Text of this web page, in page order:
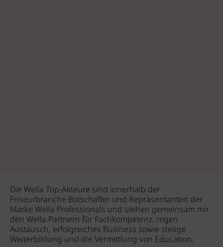
Die Wella Top-Akteure sind innerhalb der
Friseurbranche Botschafter und Repräsentanten der
Marke Wella Professionals und stehen gemeinsam mir
den Wella Partnern für Fachkompetenz, regen
Austausch, erfolgreiches Business sowie stetige
Weiterbildung und die Vermittlung von Education.